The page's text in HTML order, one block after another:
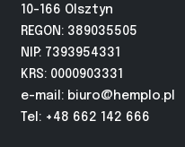
10-166 Olsztyn
REGON: 389035505
NIP: 7393954331
KRS: 0000903331
e-mail: biuro@hemplo.pl
Tel: +48 662 142 666